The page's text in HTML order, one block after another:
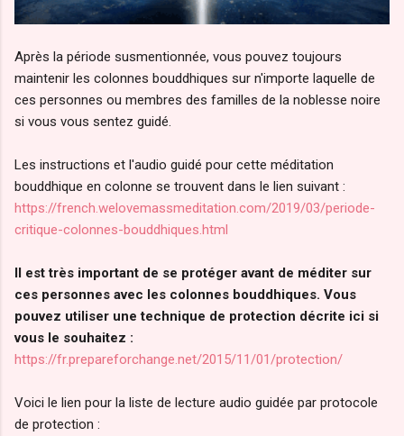
Après la période susmentionnée, vous pouvez toujours
maintenir les colonnes bouddhiques sur n'importe laquelle de
ces personnes ou membres des familles de la noblesse noire
si vous vous sentez guidé.
Les instructions et l'audio guidé pour cette méditation
bouddhique en colonne se trouvent dans le lien suivant :
https://french.welovemassmeditation.com/2019/03/periode-
critique-colonnes-bouddhiques.html
Il est très important de se protéger avant de méditer sur
ces personnes avec les colonnes bouddhiques. Vous
pouvez utiliser une technique de protection décrite ici si
vous le souhaitez :
https://fr.prepareforchange.net/2015/11/01/protection/
Voici le lien pour la liste de lecture audio guidée par protocole
de protection :